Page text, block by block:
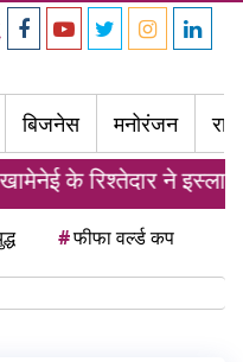
बिजनेस मनोरंजन
के रिश्तेदार ने इस्लामी
#फीफा वर्ल्ड कप